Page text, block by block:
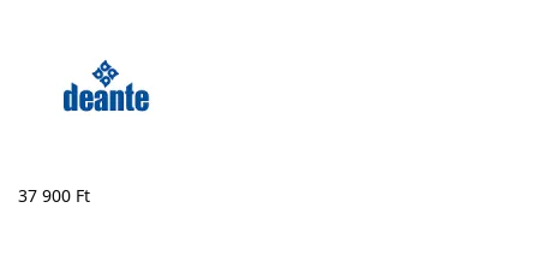
37 900 Ft